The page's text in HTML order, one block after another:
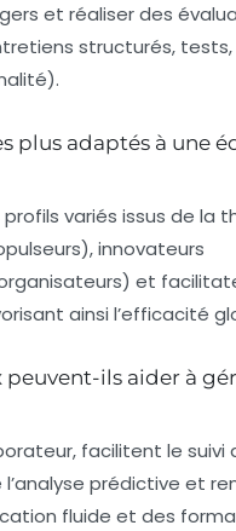
et réaliser des
structurés, tests,
plus adaptés à une
variés issus de la
innovateurs
et
ainsi l’efficacité
ils aider à
facilitent le suivi
prédictive et
fluide et des